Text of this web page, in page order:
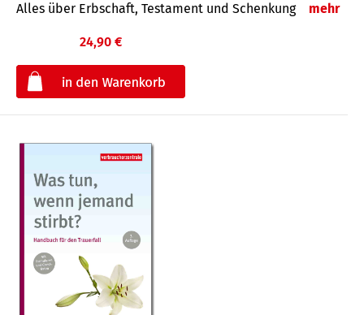
Alles über Erbschaft, Testament und Schenkung mehr
24,90 €